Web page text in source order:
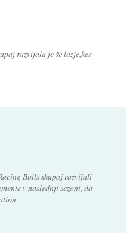
razvijala je še lazje,ker
Bulls skupaj razvijali
v naslednji sezoni, da